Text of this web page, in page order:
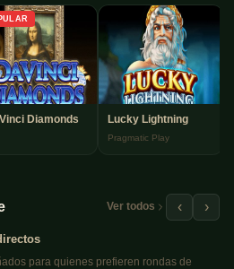
Diamonds Lucky Lightning
Pragmatic Play
Ver todos ‹ ›
para quienes prefieren rondas de